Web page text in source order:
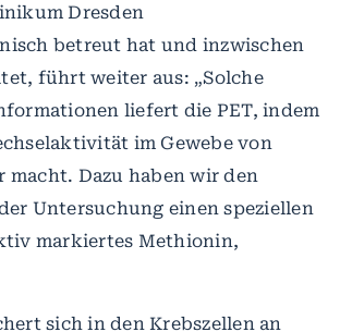
Dresden
betreut hat und inzwischen
führt weiter aus: „Solche
liefert die PET, indem
im Gewebe von
macht. Dazu haben wir den
Untersuchung einen speziellen
markiertes Methionin,
sich in den Krebszellen an